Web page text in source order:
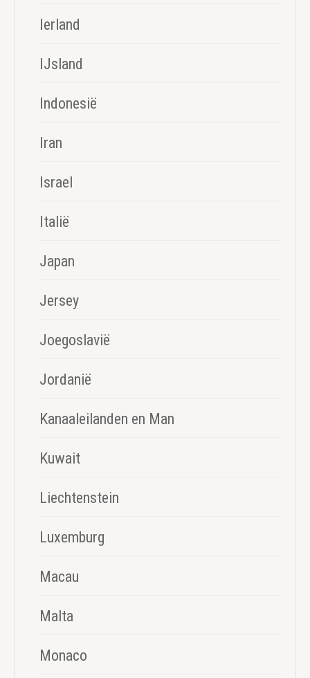
Ierland
IJsland
Indonesië
Iran
Israel
Italië
Japan
Jersey
Joegoslavië
Jordanië
Kanaaleilanden en Man
Kuwait
Liechtenstein
Luxemburg
Macau
Malta
Monaco